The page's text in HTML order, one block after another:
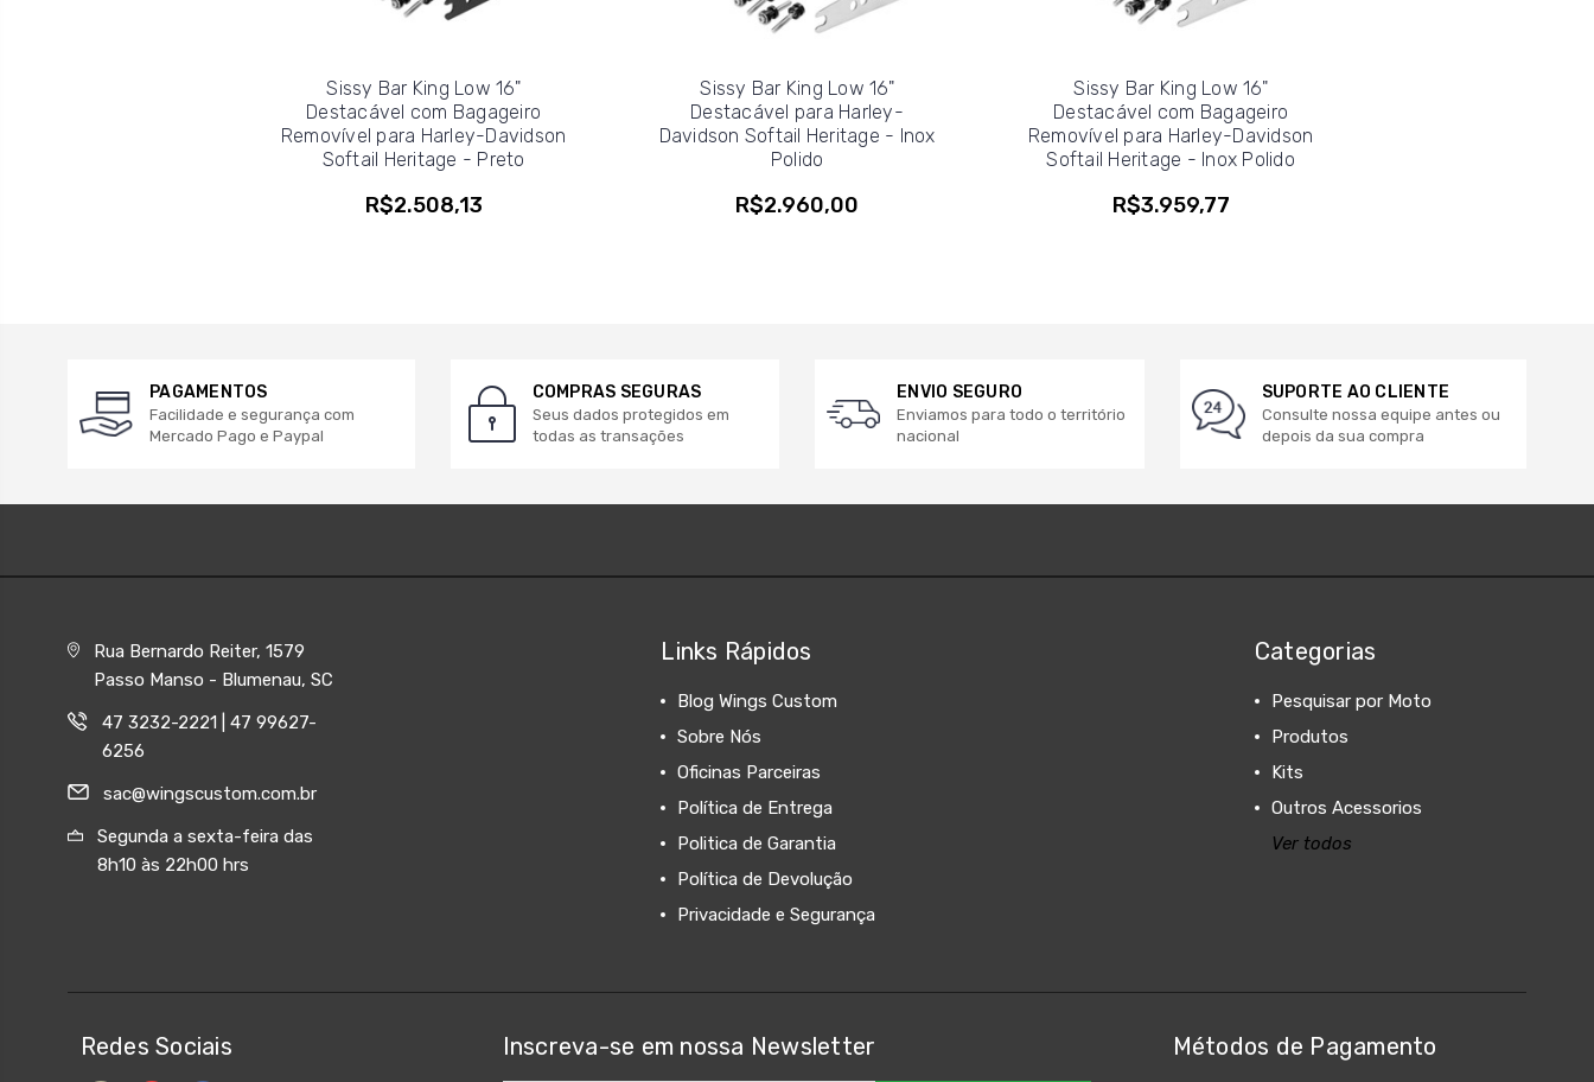
Sissy Bar King Low 16"
Destacável com Bagageiro
Removível para Harley-Davidson
Softail Heritage - Preto
R$2.508,13
Sissy Bar King Low 16"
Destacável para Harley-
Davidson Softail Heritage - Inox
Polido
R$2.960,00
Sissy Bar King Low 16"
Destacável com Bagageiro
Removível para Harley-Davidson
Softail Heritage - Inox Polido
R$3.959,77
PAGAMENTOS
Facilidade e segurança com
Mercado Pago e Paypal
COMPRAS SEGURAS
Seus dados protegidos em
todas as transações
ENVIO SEGURO
Enviamos para todo o território
nacional
SUPORTE AO CLIENTE
Consulte nossa equipe antes ou
depois da sua compra
Rua Bernardo Reiter, 1579
Passo Manso - Blumenau, SC
47 3232-2221 | 47 99627-
6256
sac@wingscustom.com.br
Segunda a sexta-feira das
8h10 às 22h00 hrs
Links Rápidos
Blog Wings Custom
Sobre Nós
Oficinas Parceiras
Política de Entrega
Politica de Garantia
Política de Devolução
Privacidade e Segurança
Categorias
Pesquisar por Moto
Produtos
Kits
Outros Acessorios
Ver todos
Redes Sociais Inscreva-se em nossa Newsletter Métodos de Pagamento